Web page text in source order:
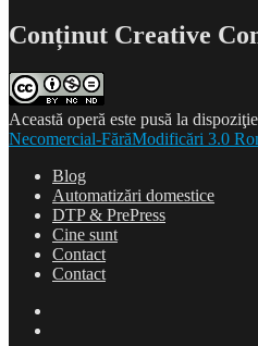
Conținut Creative
Această operă este pusă la
Necomercial-FărăModificări 3.0
Blog
Automatizări domestice
DTP & PrePress
Cine sunt
Contact
Contact